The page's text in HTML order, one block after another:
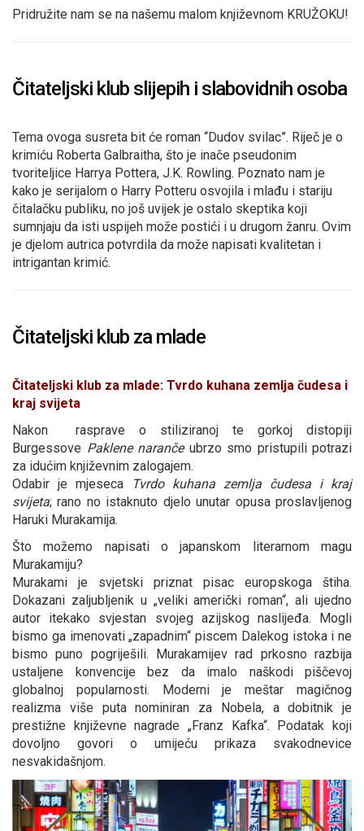
Pridružite nam se na našemu malom književnom KRUŽOKU!
Čitateljski klub slijepih i slabovidnih osoba
Tema ovoga susreta bit će roman “Dudov svilac”. Riječ je o
krimiću Roberta Galbraitha, što je inače pseudonim
tvoriteljice Harrya Pottera, J.K. Rowling. Poznato nam je
kako je serijalom o Harry Potteru osvojila i mlađu i stariju
čitalačku publiku, no još uvijek je ostalo skeptika koji
sumnjaju da isti uspijeh može postići i u drugom žanru. Ovim
je djelom autrica potvrdila da može napisati kvalitetan i
intrigantan krimić.
Čitateljski klub za mlade
Čitateljski klub za mlade: Tvrdo kuhana zemlja čudesa i
kraj svijeta
Nakon rasprave o stiliziranoj te gorkoj distopiji
Burgessove Paklene narančeubrzo smo pristupili potrazi
za idućim književnim zalogajem.
Odabir je mjeseca
Tvrdo kuhana zemlja čudesa i kraj
svijeta; rano no istaknuto djelo unutar opusa proslavljenog
Haruki Murakamija.
Što možemo napisati o japanskom literarnom magu
Murakamiju?
Murakami je svjetski priznat pisac europskoga štiha.
Dokazani zaljubljenik u „veliki američki roman“, ali ujedno
autor itekako svjestan svojeg azijskog naslijeđa. Mogli
bismo ga imenovati „zapadnim“ piscem Dalekog istoka i ne
bismo puno pogriješili. Murakamijev rad prkosno razbija
ustaljene konvencije bez da imalo naškodi piščevoj
globalnoj popularnosti. Moderni je meštar magičnog
realizma više puta nominiran za Nobela, a dobitnik je
prestižne književne nagrade „Franz Kafka“. Podatak koji
dovoljno govori o umijeću prikaza svakodnevice
nesvakidašnjom.